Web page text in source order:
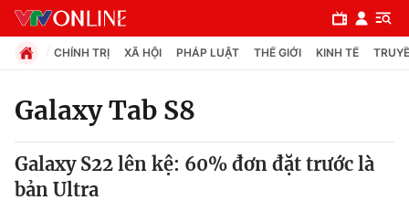
Chuyên mục
Chính trị
CHÍNH TRỊ XÃ HỘI PHÁP LUẬT THẾ GIỚI KINH TẾ
Galaxy Tab S8
Galaxy S22 lên kệ: 60% đơn đặt trước là
bản Ultra